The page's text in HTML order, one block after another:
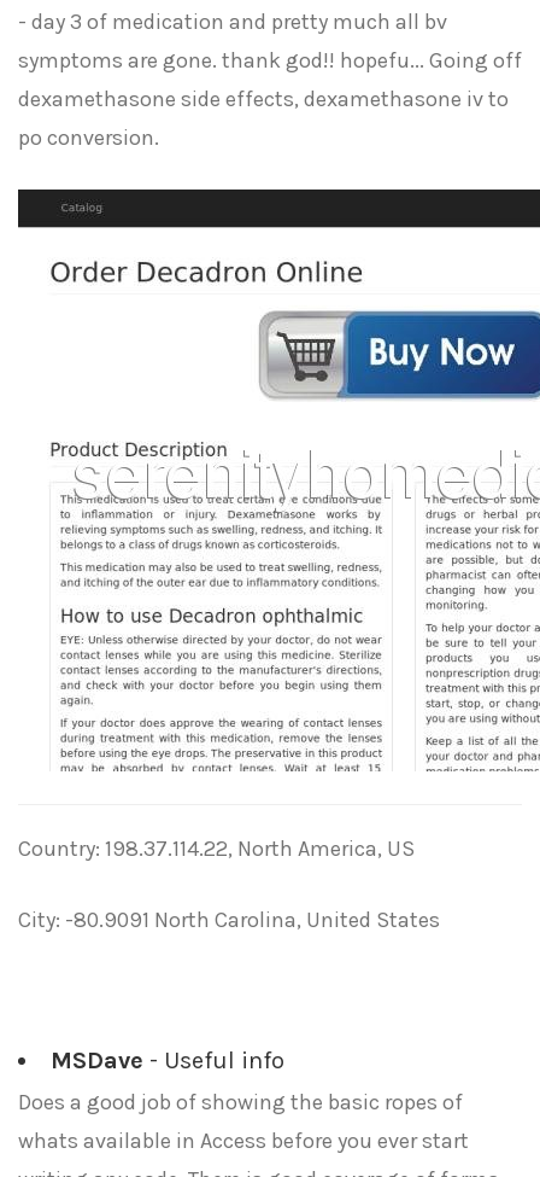
- day 3 of medication and pretty much all bv
symptoms are gone. thank god!! hopefu... Going off
dexamethasone side effects, dexamethasone iv to
po conversion.
Country: 198.37.114.22, North America, US
City: -80.9091 North Carolina, United States
MSDave - Useful info
Does a good job of showing the basic ropes of
whats available in Access before you ever start